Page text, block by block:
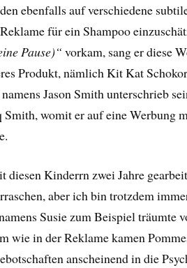
ebenfalls auf verschiedene
für ein Shampoo
Pause)“ vorkam, sang er diese
Produkt, nämlich Kit Kat
Jason Smith unterschrieb
Smith, womit er auf eine Werbung
diesen Kinderrn zwei Jahre
aber ich bin trotzdem
Susie zum Beispiel träumte
wie in der Reklame kamen
anscheinend in die